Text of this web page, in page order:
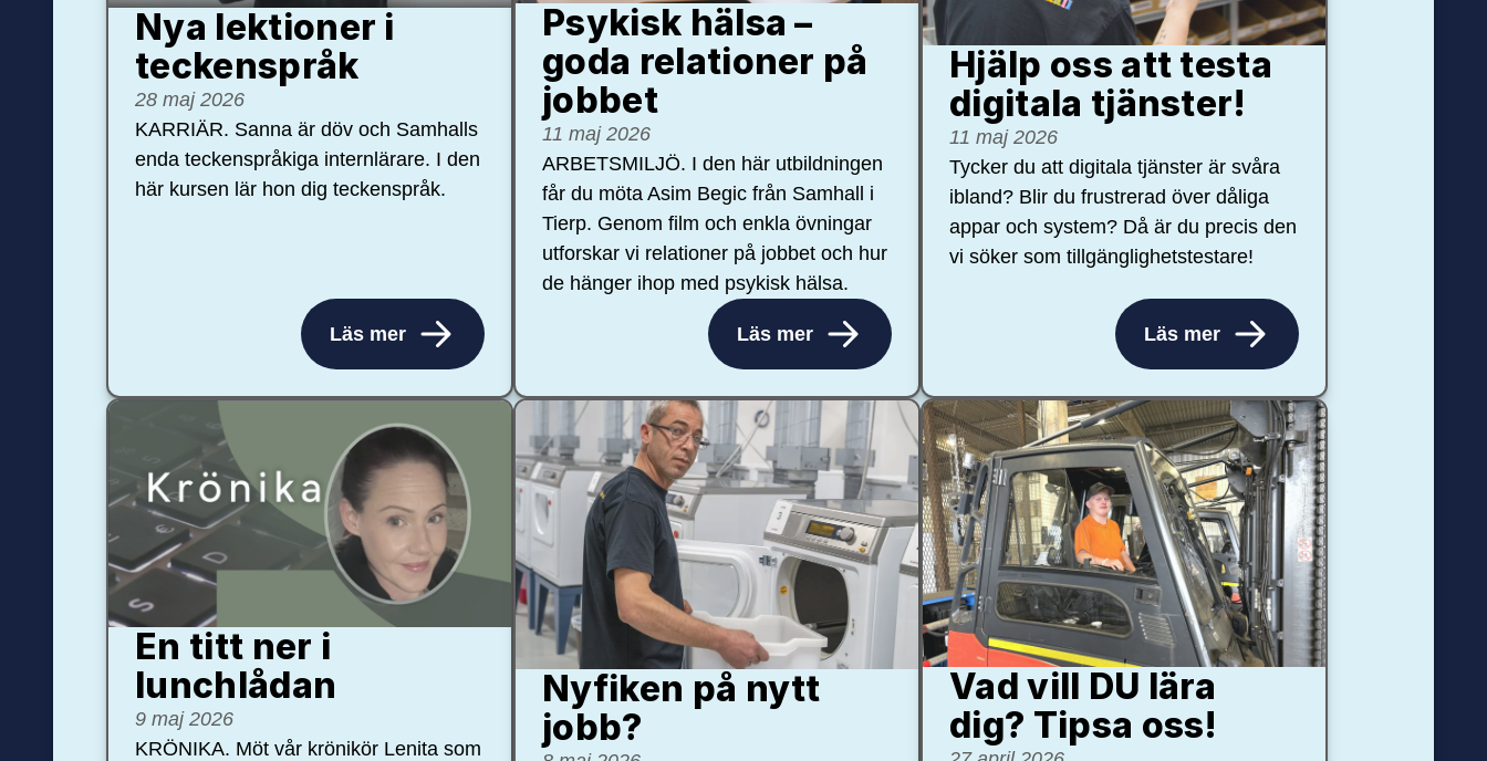
Nya lektioner i
teckenspråk
28 maj 2026
KARRIÄR. Sanna är döv och Samhalls
enda teckenspråkiga internlärare. I den
här kursen lär hon dig teckenspråk.
Läs mer
Psykisk hälsa –
goda relationer på
jobbet
11 maj 2026
ARBETSMILJÖ. I den här utbildningen
får du möta Asim Begic från Samhall i
Tierp. Genom film och enkla övningar
utforskar vi relationer på jobbet och hur
de hänger ihop med psykisk hälsa.
Läs mer
Hjälp oss att testa
digitala tjänster!
11 maj 2026
Tycker du att digitala tjänster är svåra
ibland? Blir du frustrerad över dåliga
appar och system? Då är du precis den
vi söker som tillgänglighetstestare!
Läs mer
En titt ner i
lunchlådan
9 maj 2026
KRÖNIKA. Möt vår krönikör Lenita som
Nyfiken på nytt
jobb?
Vad vill DU lära
dig? Tipsa oss!